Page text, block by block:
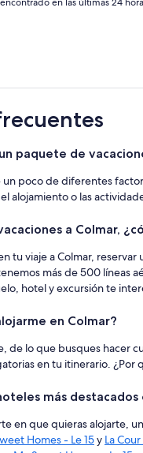
paquete de
poco de diferentes
alojamiento o las
a Colmar,
tu viaje a Colmar,
más de 500 líneas
hotel y excursión te
en Colmar?
de lo que busques hacer
en tu itinerario. ¿Por
más destacados
en que quieras alojarte,
Homes - Le 15y La